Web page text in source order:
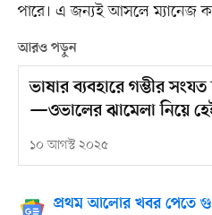
পারে। এ জন্যই আসলে ম্যানেজ
আরও পড়ুন
ভাষার ব্যবহারে গম্ভীর
—ওভালের ঝামেলা নিয়ে
১০ আগস্ট ২০২৫
প্রথম আলোর খবর পেতে